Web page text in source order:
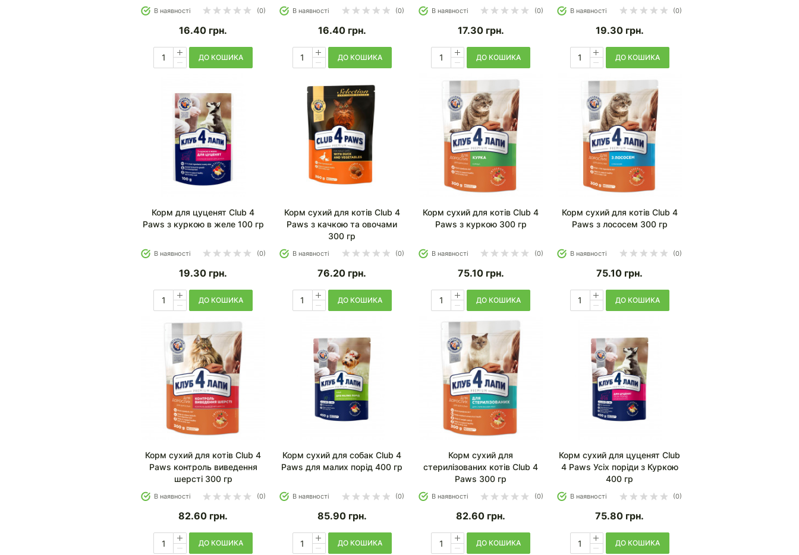
В наявності (0)
16.40 грн.
ДО КОШИКА
В наявності (0)
16.40 грн.
ДО КОШИКА
В наявності (0)
17.30 грн.
ДО КОШИКА
В наявності (0)
19.30 грн.
ДО КОШИКА
Корм для цуценят Club 4
Paws з куркою в желе 100 гр
В наявності (0)
19.30 грн.
ДО КОШИКА
Корм сухий для котів Club 4
Paws з качкою та овочами
300 гр
В наявності (0)
76.20 грн.
ДО КОШИКА
Корм сухий для котів Club 4
Paws з куркою 300 гр
В наявності (0)
75.10 грн.
ДО КОШИКА
Корм сухий для котів Club 4
Paws з лососем 300 гр
В наявності (0)
75.10 грн.
ДО КОШИКА
Корм сухий для котів Club 4
Paws контроль виведення
шерсті 300 гр
В наявності (0)
82.60 грн.
ДО КОШИКА
Корм сухий для собак Club 4
Paws для малих порід 400 гр
В наявності (0)
85.90 грн.
ДО КОШИКА
Корм сухий для
стерилізованих котів Club 4
Paws 300 гр
В наявності (0)
82.60 грн.
ДО КОШИКА
Корм сухий для цуценят Club
4 Paws Усіх поріди з Куркою
400 гр
В наявності (0)
75.80 грн.
ДО КОШИКА